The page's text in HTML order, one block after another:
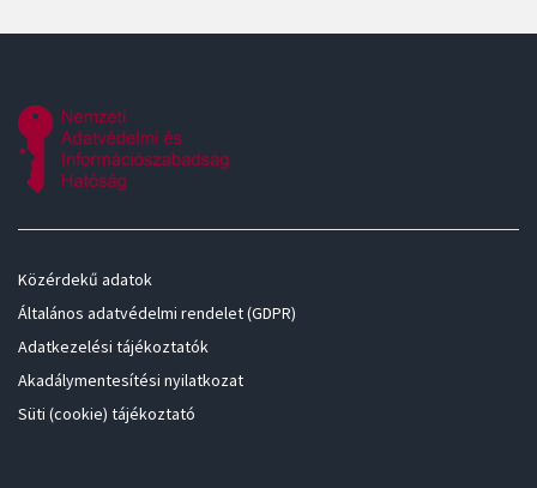
Közérdekű adatok
Általános adatvédelmi rendelet (GDPR)
Adatkezelési tájékoztatók
Akadálymentesítési nyilatkozat
Süti (cookie) tájékoztató